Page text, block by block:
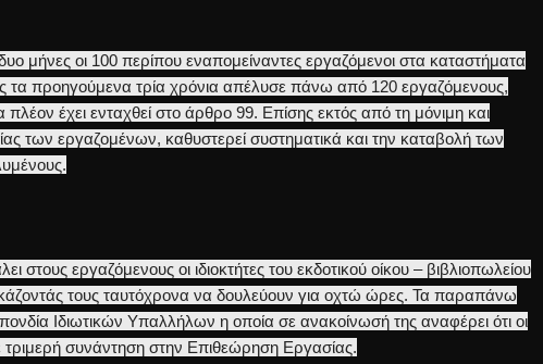
μήνες οι 100 περίπου εναπομείναντες εργαζόμενοι στα καταστήματα
τα προηγούμενα τρία χρόνια απέλυσε πάνω από 120 εργαζόμενους,
έχει ενταχθεί στο άρθρο 99. Επίσης εκτός από τη μόνιμη και
των εργαζομένων, καθυστερεί συστηματικά και την καταβολή των
εργαζόμενους οι ιδιοκτήτες του εκδοτικού οίκου – βιβλιοπωλείου
τους ταυτόχρονα να δουλεύουν για οχτώ ώρες. Τα παραπάνω
Ιδιωτικών Υπαλλήλων η οποία σε ανακοίνωσή της αναφέρει ότι οι
συνάντηση στην Επιθεώρηση Εργασίας.